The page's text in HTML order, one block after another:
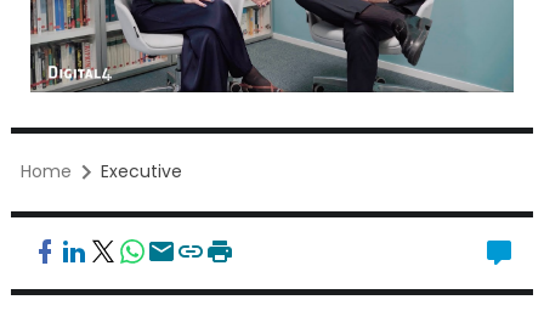
Home Executive